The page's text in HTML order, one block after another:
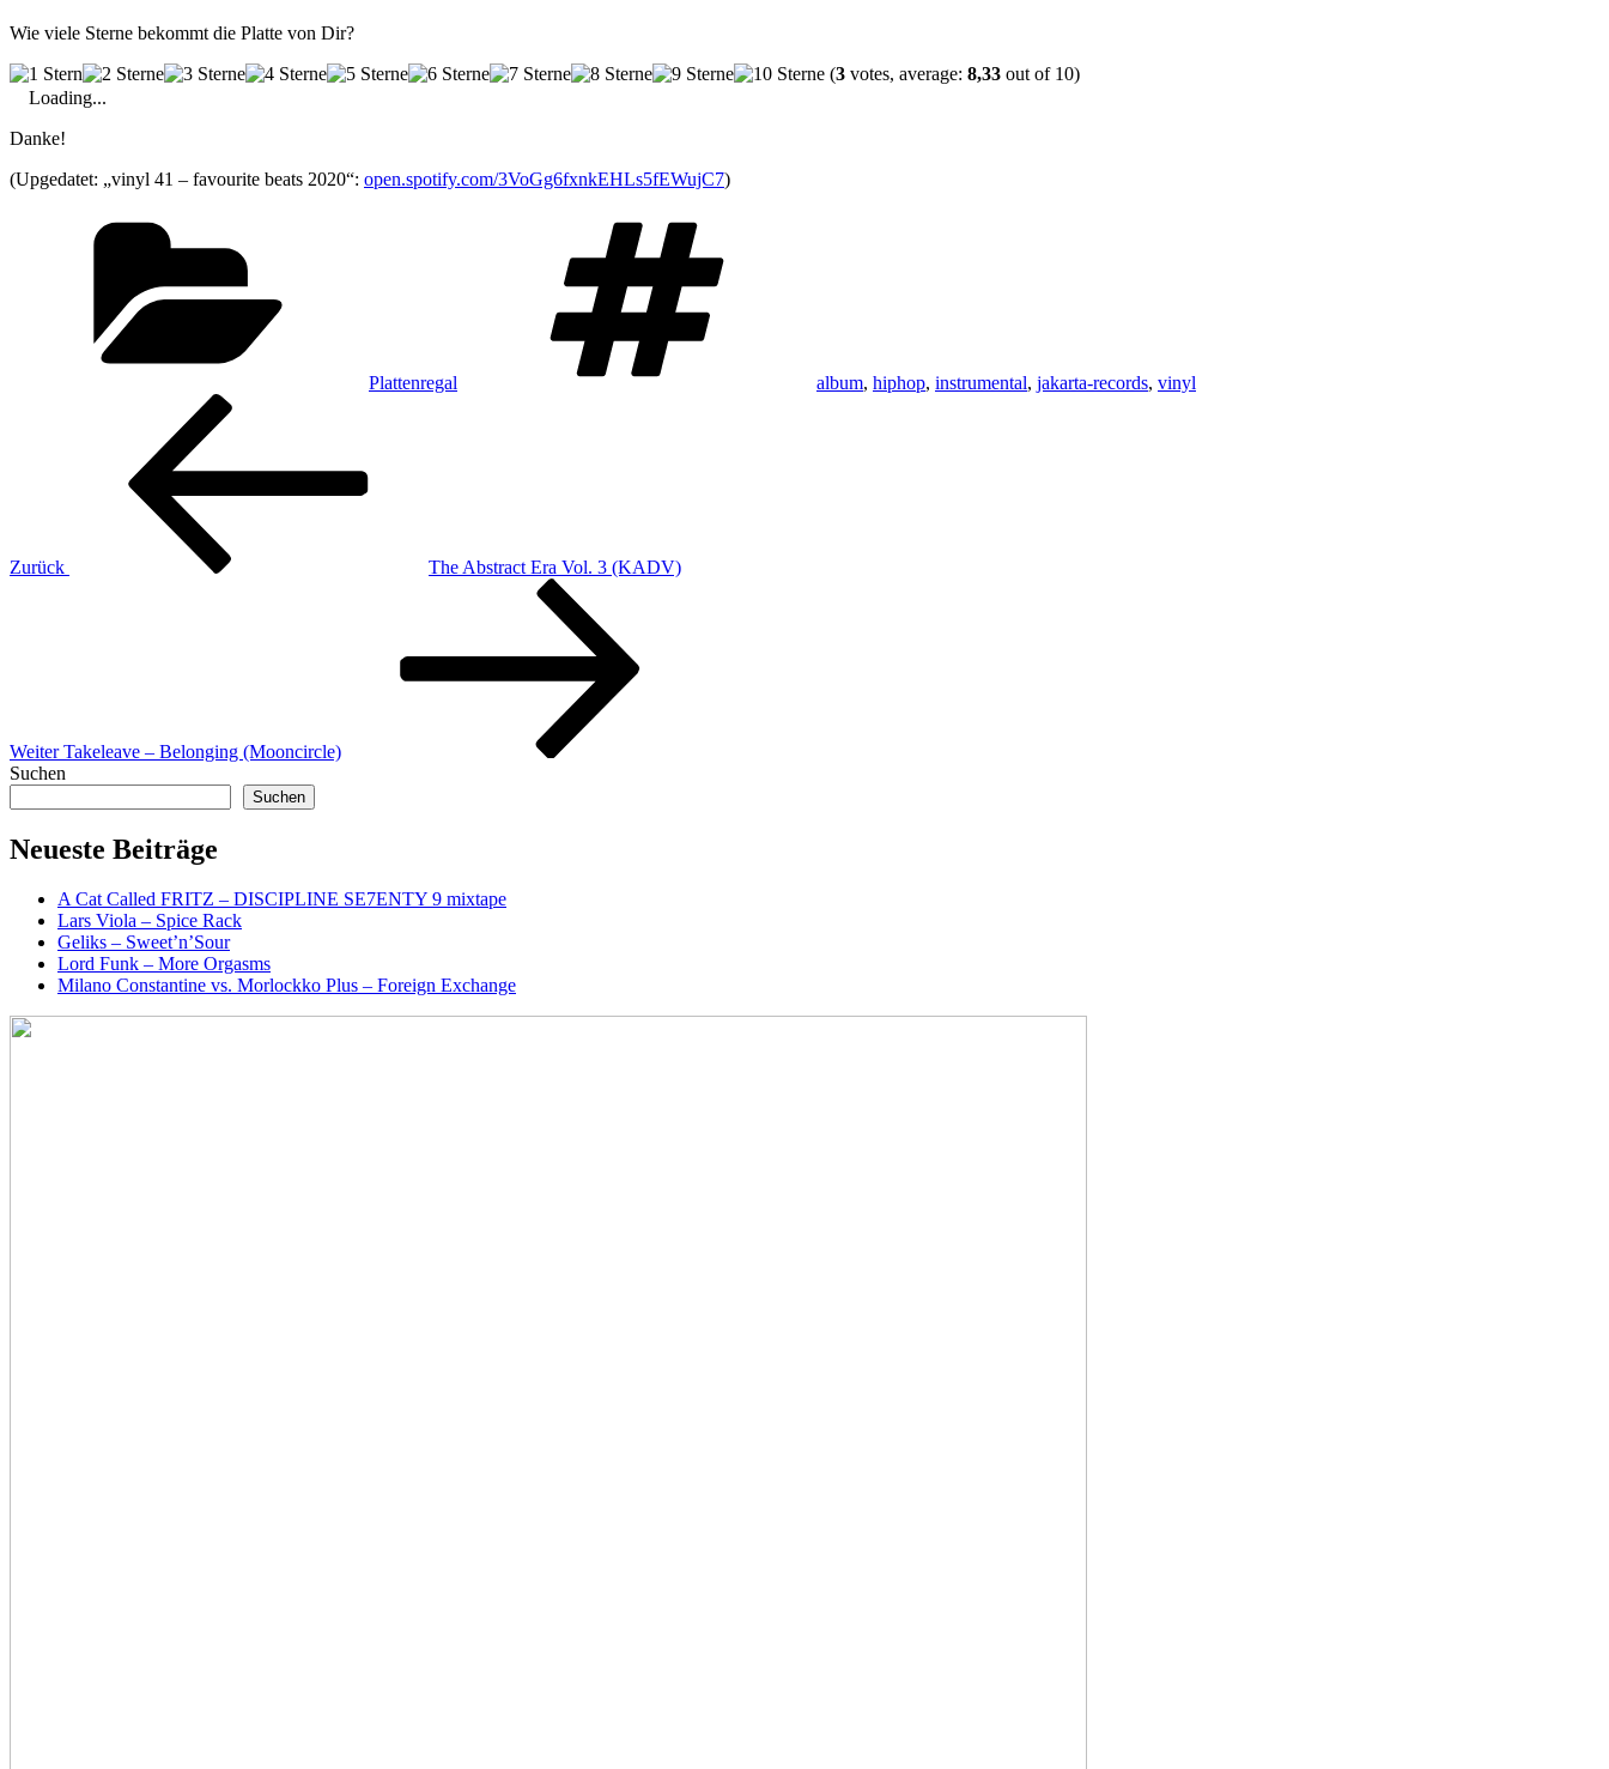
Wie viele Sterne bekommt die Platte von Dir?
(3 votes, average: 8,33 out of 10)
Loading...
Danke!
(Upgedatet: „vinyl 41 – favourite beats 2020“: open.spotify.com/3VoGg6fxnkEHLs5fEWujC7)
Plattenregal album, hiphop, instrumental, jakarta-records, vinyl
Beitragsnavigation
Zurück
The Abstract Era Vol. 3 (KADV)
Weiter Takeleave – Belonging (Mooncircle)
Suchen
Suchen
Neueste Beiträge
A Cat Called FRITZ – DISCIPLINE SE7ENTY 9 mixtape
Lars Viola – Spice Rack
Geliks – Sweet’n’Sour
Lord Funk – More Orgasms
Milano Constantine vs. Morlockko Plus – Foreign Exchange